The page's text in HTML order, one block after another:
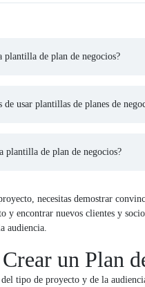
plantilla de plan de negocios?
de usar plantillas de planes de
plantilla de plan de negocios?
necesitas demostrar
y encontrar nuevos clientes y
audiencia.
un Plan
tipo de proyecto y de la